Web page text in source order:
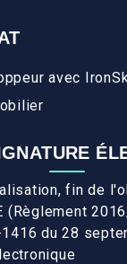
avec
fin de
(Règlement
du 28